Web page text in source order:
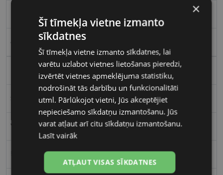
grey
Plastmasa
Stūrains
Vīriešiem
×
Šī tīmekļa vietne izmanto
sīkdatnes
Šī tīmekļa vietne izmanto sīkdatnes, lai
varētu uzlabot vietnes lietošanas pieredzi,
izvērtēt vietnes apmeklējuma statistiku,
nodrošināt tās darbību un funkcionalitāti
utml. Pārlūkojot vietni, Jūs akceptējiet
nepieciešamo sīkdatņu izmantošanu. Jūs
varat atļaut arī citu sīkdatņu izmantošanu.
Lasīt vairāk
ATĻAUT VISAS SĪKDATNES